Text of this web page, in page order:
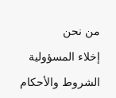
من نحن
إخلاء المسؤولية
الشروط والأحكام